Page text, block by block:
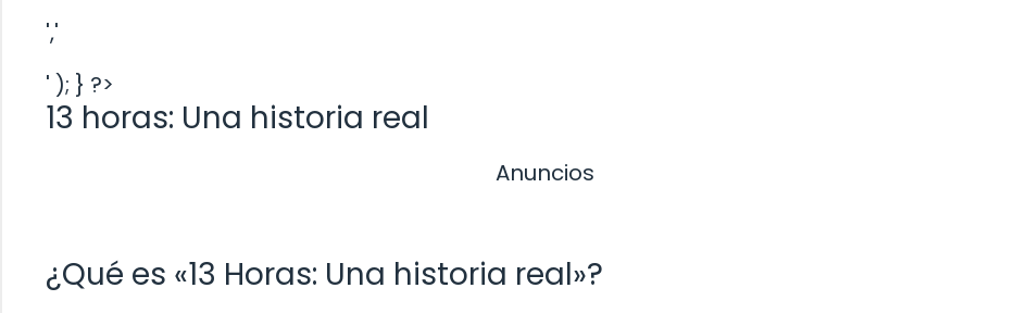
','
' ); } ?>
13 horas: Una historia real
Anuncios
¿Qué es «13 Horas: Una historia real»?